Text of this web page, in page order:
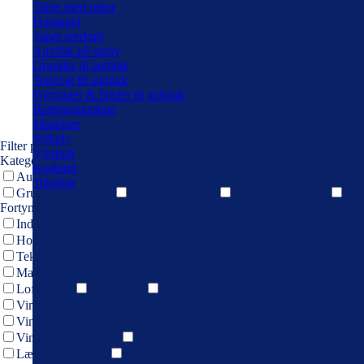
Tapet med natur
Fototapet
Tapet værktøj
Autolak på spray
Grunder til autolak
Topcoat til autolak
Fortynder & hæder til autolak
Bambusgardiner
Maskiner
Stillads
Værktøj
Koskind
Tilbehør
Filter products
Kategori
Autolak
Grunder til autolak
Fortynder & hærder til autolak
Indendørs
Hobby
Tekstilfarve
Maling
Loftmaling
Vintage Paint
Vintage Antikvoks
Vintage Kalkmaling
Læder renovering